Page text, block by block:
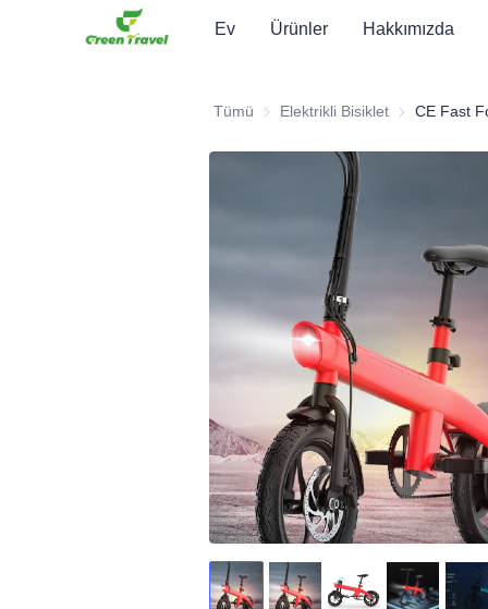
Ev Ürünler Hakkımızda
Tümü Elektrikli Bisiklet Elektrikli